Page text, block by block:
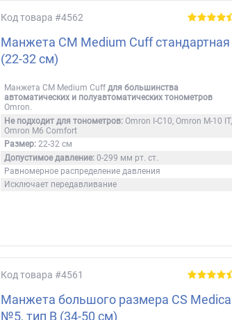
Код товара #4562
Манжета CM Medium Cuff стандартная
(22-32 см)
Манжета CM Medium Cuffдля большинства
автоматических и полуавтоматических тонометров
Omron.
Не подходит для тонометров:Omron I-C10, Omron M-10 IT,
Omron M6 Comfort
Размер: 22-32 см
Допустимое давление:0-299 мм рт. ст.
Равномерное распределение давления
Исключает передавливание
Код товара #4561
Манжета большого размера CS Medica
№5, тип B (34-50 см)